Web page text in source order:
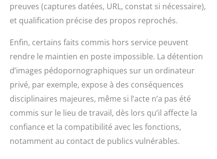
preuves (captures datées, URL, constat si nécessaire),
et qualification précise des propos reprochés.
Enfin, certains faits commis hors service peuvent
rendre le maintien en poste impossible. La détention
d’images pédopornographiques sur un ordinateur
privé, par exemple, expose à des conséquences
disciplinaires majeures, même si l’acte n’a pas été
commis sur le lieu de travail, dès lors qu’il affecte la
confiance et la compatibilité avec les fonctions,
notamment au contact de publics vulnérables.